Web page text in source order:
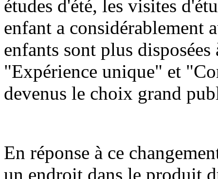
études d'été, les visites
enfant a considérablement
enfants sont plus
"Expérience unique" et
devenus le choix grand
En réponse à ce
un endroit dans le produit